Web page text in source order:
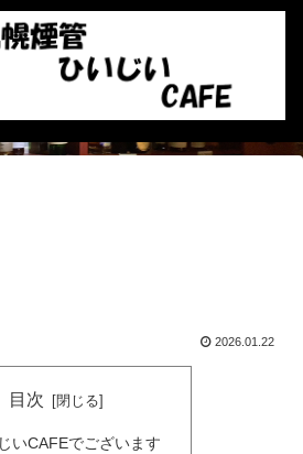
2026.01.22
目次
いCAFEでございます